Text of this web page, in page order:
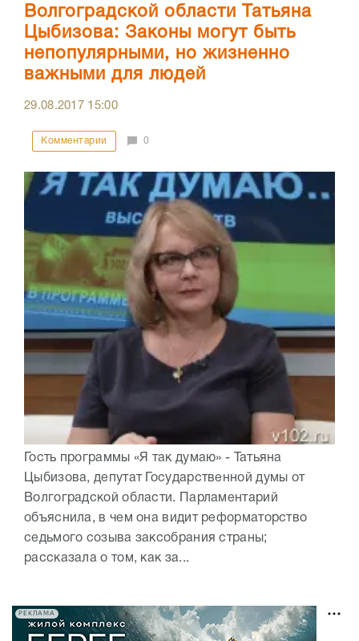
Волгоградской области Татьяна
Цыбизова: Законы могут быть
непопулярными, но жизненно
важными для людей
29.08.2017 15:00
Комментарии 0
Гость программы «Я так думаю» - Татьяна
Цыбизова, депутат Государственной думы от
Волгоградской области. Парламентарий
объяснила, в чем она видит реформаторство
седьмого созыва заксобрания страны;
рассказала о том, как за...
РЕКЛАМА